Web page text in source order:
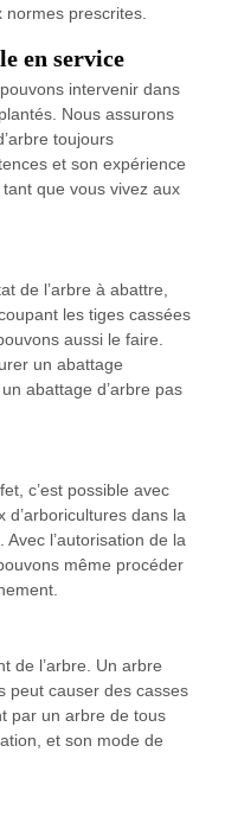
prescrites.
en service
intervenir dans
Nous assurons
toujours
et son expérience
que vous vivez aux
de l’arbre à abattre,
les tiges cassées
aussi le faire.
un abattage
abattage d’arbre pas
c’est possible avec
dans la
l’autorisation de la
même procéder
de l’arbre. Un arbre
peut causer des casses
par un arbre de tous
et son mode de